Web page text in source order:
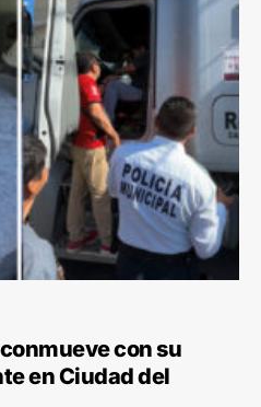
con su
en Ciudad del